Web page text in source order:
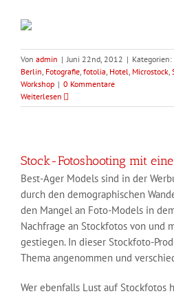
Von admin | Juni 22nd, 2012 | Kategorien:
Berlin, Fotografie, fotolia, Hotel, Microstock,
Workshop | 0 Kommentare
Weiterlesen
Stock-Fotoshooting mit
Best-Ager Models sind in der
durch den demographischen
den Mangel an Foto-Models in
Nachfrage an Stockfotos von und
gestiegen. In dieser Stockfoto-
Thema angenommen und
Wer ebenfalls Lust auf Stockfotos